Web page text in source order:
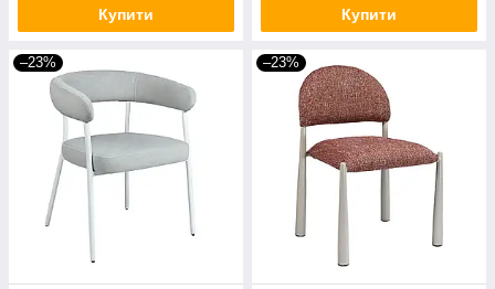
Купити Купити
–23% –23%